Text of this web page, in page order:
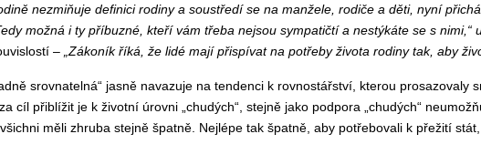
nezmiňuje definici rodiny a soustředí se na manžele, rodiče a děti, nyní
možná i ty příbuzné, kteří vám třeba nejsou sympatičtí a nestýkáte se s nimi,“
– „Zákoník říká, že lidé mají přispívat na potřeby života rodiny tak, aby
srovnatelná“ jasně navazuje na tendenci k rovnostářství, kterou prosazovaly
cíl přiblížit je k životní úrovni „chudých“, stejně jako podpora „chudých“
měli zhruba stejně špatně. Nejlépe tak špatně, aby potřebovali k přežití